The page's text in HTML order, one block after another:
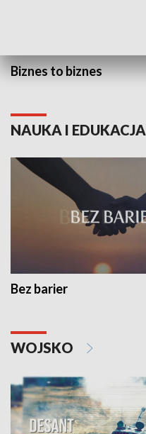
Biznes to biznes
NAUKA I EDUKACJA
Bez barier
WOJSKO